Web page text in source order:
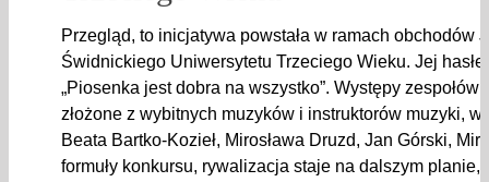
Przegląd, to inicjatywa powstała w ramach obchodów
Świdnickiego Uniwersytetu Trzeciego Wieku. Jej
„Piosenka jest dobra na wszystko”. Występy
złożone z wybitnych muzyków i instruktorów muzyki, w
Beata Bartko-Kozieł, Mirosława Druzd, Jan Górski,
formuły konkursu, rywalizacja staje na dalszym